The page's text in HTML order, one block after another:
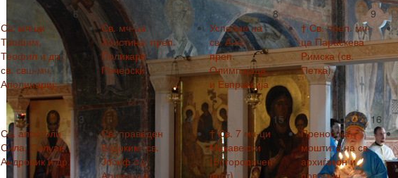
Св. мч-ци
Трофим,
Теофил и др.;
св. свш-мч.
Аполинариј
6
Св. мч-ца
Христина; преп.
Поликарп
Печерски
7
Успение на
св. Ана;
преп.
Олимпијада
и Евпраксија
8
† Св. преп. мч-
ца Параскева
Римска (св.
Петка)
9
Св. апостоли
Сила, Силуан,
Андроник и др.
13
Св. праведен
Евдоким; св.
Јосиф од
Ариматеја
14
† Св. 7 мч-ци
Макавејски
(Богородичен
пост)
15
Пренос на
моштите на св.
архиѓакон и
првомач.
16